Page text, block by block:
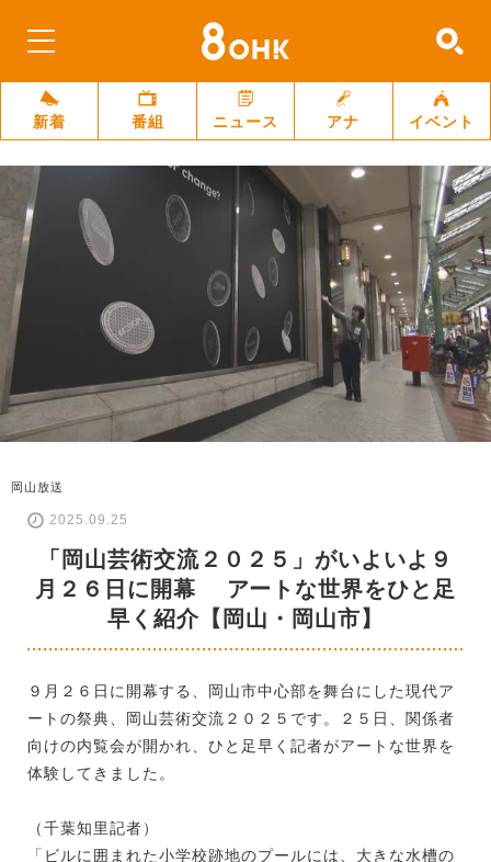
新着 番組 ニュース アナ イベント
岡山放送
2025.09.25
「岡山芸術交流２０２５」がいよいよ９
月２６日に開幕 アートな世界をひと足
早く紹介【岡山・岡山市】
９月２６日に開幕する、岡山市中心部を舞台にした現代ア
ートの祭典、岡山芸術交流２０２５です。２５日、関係者
向けの内覧会が開かれ、ひと足早く記者がアートな世界を
体験してきました。
（千葉知里記者）
「ビルに囲まれた小学校跡地のプールには、大きな水槽の